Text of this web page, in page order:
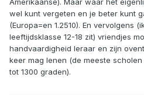
Amerikaanse). Maar waar het
wel kunt vergeten en je beter kunt
(Europa=en 1.2510). En vervolgens
leeftijdsklasse 12-18 zit) vriendjes
handvaardigheid leraar en zijn
keer mag lenen (de meeste
tot 1300 graden).